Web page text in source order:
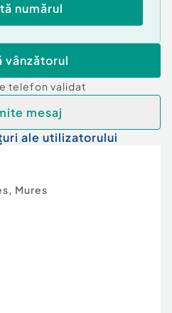
numărul
vânzătorul
telefon validat
mesaj
ale utilizatorului
, Mures